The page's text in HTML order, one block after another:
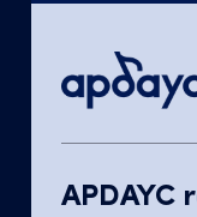
APDAYC